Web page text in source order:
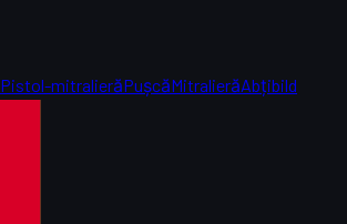
Pistol-mitralierăPușcăMitralierăAbțibild